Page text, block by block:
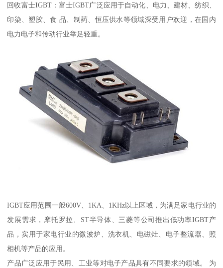
回收富士IGBT：富士IGBT广泛应用于自动化、电力、建材、纺织、
印染、塑胶、食 品、制药、恒压供水等领域深受用户欢迎，在国内
电力电子和传动行业举足轻重。
IGBT应用范围一般600V、1KA、1KHz以上区域，为满足家电行业的
发展需求，摩托罗拉、ST半导体、三菱等公司推出低功率IGBT产
品，实用于家电行业的微波炉、洗衣机、电磁灶、电子整流器、照
相机等产品的应用。
产品广泛应用于民用、工业等对电子产品具有不同要求的领域。 为